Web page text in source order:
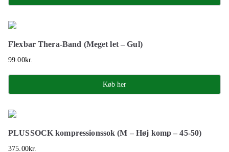
Flexbar Thera-Band (Meget let – Gul)
99.00kr.
Køb her
PLUSSOCK kompressionssok (M – Høj komp – 45-50)
375.00kr.